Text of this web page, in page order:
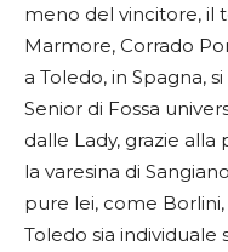
meno del vincitore, il
Marmore, Corrado
a Toledo, in Spagna,
Senior di Fossa
dalle Lady, grazie
la varesina di
pure lei, come
Toledo sia individuale